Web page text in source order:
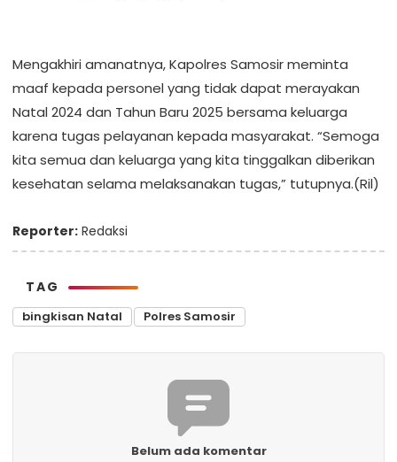
Mengakhiri amanatnya, Kapolres Samosir meminta
maaf kepada personel yang tidak dapat merayakan
Natal 2024 dan Tahun Baru 2025 bersama keluarga
karena tugas pelayanan kepada masyarakat. “Semoga
kita semua dan keluarga yang kita tinggalkan diberikan
kesehatan selama melaksanakan tugas,” tutupnya.(Ril)
Reporter: Redaksi
TAG
bingkisan Natal Polres Samosir
Belum ada komentar